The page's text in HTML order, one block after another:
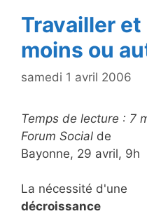
Travailler
moins ou
samedi 1 avril 2006
Temps de lecture : 7
Forum Social de
Bayonne, 29 avril, 9h
La nécessité d'une
décroissance